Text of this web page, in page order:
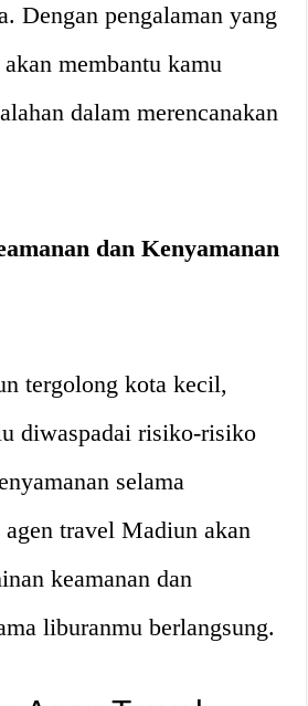
Dengan pengalaman yang
membantu kamu
dalam merencanakan
dan Kenyamanan
tergolong kota kecil,
diwaspadai risiko-risiko
selama
travel Madiun akan
keamanan dan
liburanmu berlangsung.